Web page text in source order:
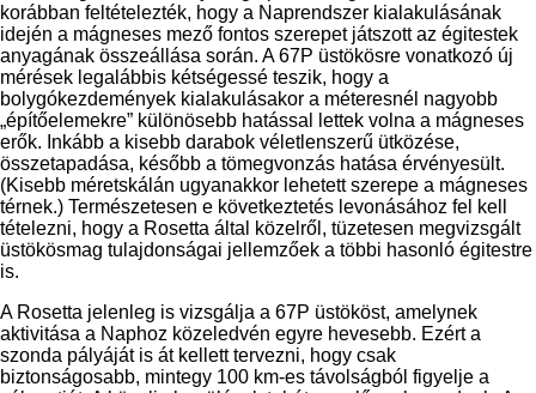
korábban feltételezték, hogy a Naprendszer kialakulásának
idején a mágneses mező fontos szerepet játszott az égitestek
anyagának összeállása során. A 67P üstökösre vonatkozó új
mérések legalábbis kétségessé teszik, hogy a
bolygókezdemények kialakulásakor a méteresnél nagyobb
„építőelemekre” különösebb hatással lettek volna a mágneses
erők. Inkább a kisebb darabok véletlenszerű ütközése,
összetapadása, később a tömegvonzás hatása érvényesült.
(Kisebb méretskálán ugyanakkor lehetett szerepe a mágneses
térnek.) Természetesen e következtetés levonásához fel kell
tételezni, hogy a Rosetta által közelről, tüzetesen megvizsgált
üstökösmag tulajdonságai jellemzőek a többi hasonló égitestre
is.
A Rosetta jelenleg is vizsgálja a 67P üstököst, amelynek
aktivitása a Naphoz közeledvén egyre hevesebb. Ezért a
szonda pályáját is át kellett tervezni, hogy csak
biztonságosabb, mintegy 100 km-es távolságból figyelje a